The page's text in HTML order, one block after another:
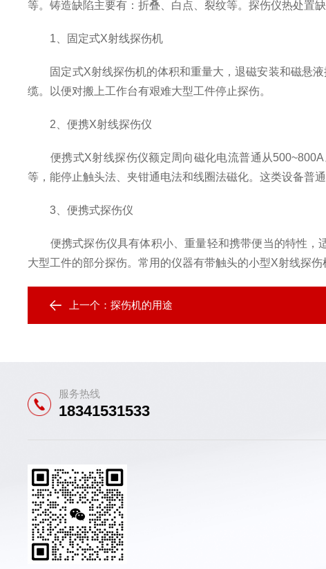
等。铸造缺陷主要有：折叠、白点、裂纹等。探伤仪热处置缺
1、固定式X射线探伤机
固定式X射线探伤机的体积和重量大，退磁安装和磁悬液
缆。以便对搬上工作台有艰难大型工件停止探伤。
2、便携X射线探伤仪
便携式X射线探伤仪额定周向磁化电流普通从500~800A
等，能停止触头法、夹钳通电法和线圈法磁化。这类设备普
3、便携式探伤仪
便携式探伤仪具有体积小、重量轻和携带便当的特性，
大型工件的部分探伤。常用的仪器有带触头的小型X射线探
上一个：探伤机的用途
服务热线
18341531533